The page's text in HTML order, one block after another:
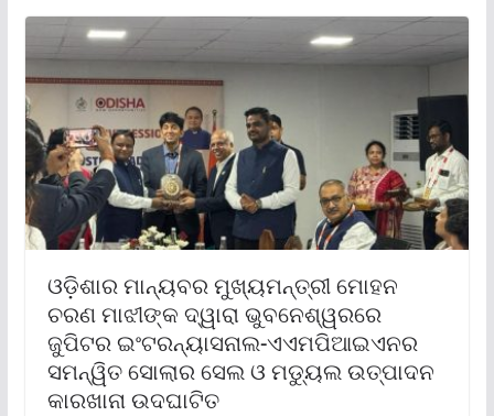
ଓଡ଼ିଶାର ମାନ୍ୟବର ମୁଖ୍ୟମନ୍ତ୍ରୀ ମୋହନ
ଚରଣ ମାଝୀଙ୍କ ଦ୍ୱାରା ଭୁବନେଶ୍ୱରରେ
ଜୁପିଟର ଇଂଟରନ୍ୟାସନାଲ-ଏଏମପିଆଇଏନର
ସମନ୍ୱିତ ସୋଲାର ସେଲ ଓ ମଡ୍ୟୁଲ ଉତ୍ପାଦନ
କାରଖାନା ଉଦଘାଟିତ